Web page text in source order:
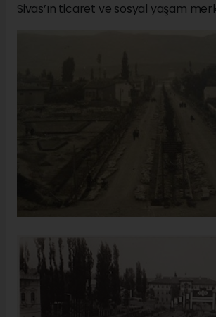
Sivas’ın ticaret ve sosyal yaşam